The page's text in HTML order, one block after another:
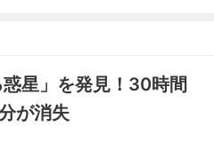
星」を発見！30時間
が消失